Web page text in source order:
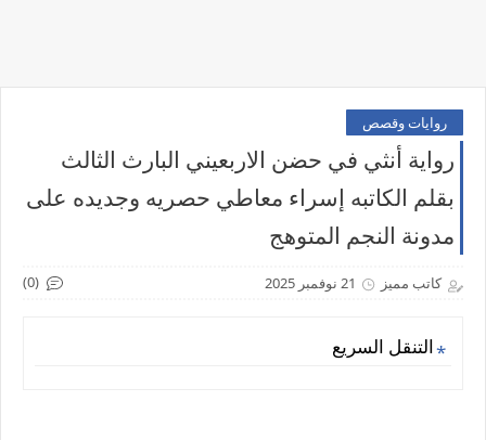
روايات وقصص
رواية أنثي في حضن الاربعيني البارث الثالث
بقلم الكاتبه إسراء معاطي حصريه وجديده على
مدونة النجم المتوهج
كاتب مميز 21 نوفمبر 2025 (0)
التنقل السريع